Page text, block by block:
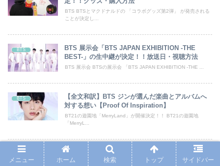
BTS BTSとマクドナルドの 「コラボグッズ第2弾」 が発売される
ことが決定し...
BTS
BTS 展示会「BTS JAPAN EXHIBITION -THE
BEST-」の生中継が決定！！放送日・視聴方法
BTS 展示会 BTSの展示会 「BTS JAPAN EXHIBITION -THE ...
BTS
【全文和訳】BTS ジンが選んだ楽曲とアルバムへ
対する想い【Proof Of Inspiration】
BT21の遊園地「MerryLand」が開催決定！！ BT21の遊園地
「MerryL...
BTS ジョングクが出演した日本の音楽番組「CDTV
ライブ！ライブ！」が無料配信決定！！配信日・視
メニュー ホーム 検索 トップ サイドバー